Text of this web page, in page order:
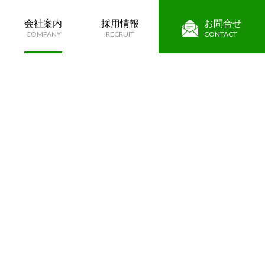
会社案内
COMPANY
採用情報
RECRUIT
お問合せ
CONTACT